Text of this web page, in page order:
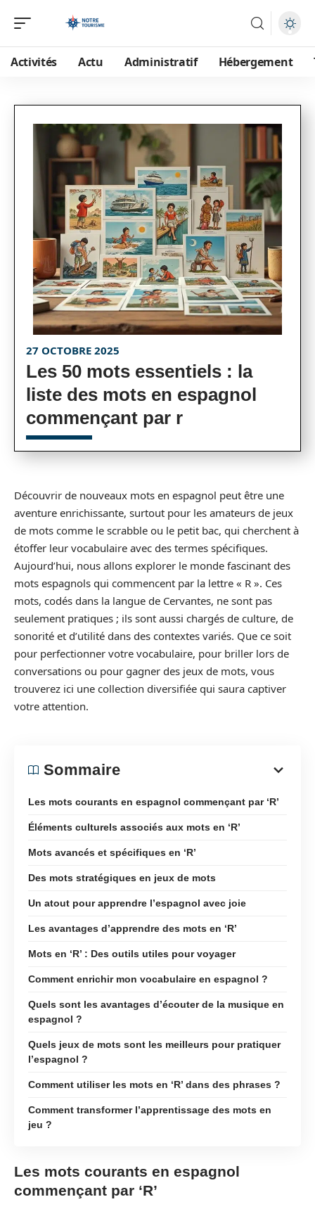
Activités Actu Administratif Hébergement
27 OCTOBRE 2025
Les 50 mots essentiels : la
liste des mots en espagnol
commençant par r
Découvrir de nouveaux mots en espagnol peut être une
aventure enrichissante, surtout pour les amateurs de jeux
de mots comme le scrabble ou le petit bac, qui cherchent à
étoffer leur vocabulaire avec des termes spécifiques.
Aujourd’hui, nous allons explorer le monde fascinant des
mots espagnols qui commencent par la lettre « R ». Ces
mots, codés dans la langue de Cervantes, ne sont pas
seulement pratiques ; ils sont aussi chargés de culture, de
sonorité et d’utilité dans des contextes variés. Que ce soit
pour perfectionner votre vocabulaire, pour briller lors de
conversations ou pour gagner des jeux de mots, vous
trouverez ici une collection diversifiée qui saura captiver
votre attention.
Sommaire
Les mots courants en espagnol commençant par ‘R’
Éléments culturels associés aux mots en ‘R’
Mots avancés et spécifiques en ‘R’
Des mots stratégiques en jeux de mots
Un atout pour apprendre l’espagnol avec joie
Les avantages d’apprendre des mots en ‘R’
Mots en ‘R’ : Des outils utiles pour voyager
Comment enrichir mon vocabulaire en espagnol ?
Quels sont les avantages d’écouter de la musique en
espagnol ?
Quels jeux de mots sont les meilleurs pour pratiquer
l’espagnol ?
Comment utiliser les mots en ‘R’ dans des phrases ?
Comment transformer l’apprentissage des mots en
jeu ?
Les mots courants en espagnol
commençant par ‘R’